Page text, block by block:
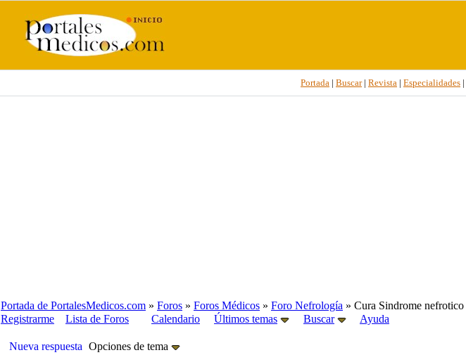
Portada | Buscar| Revista | Especialidades |
Portada de PortalesMedicos.com » Foros » Foros Médicos » Foro Nefrología » Cura Sindrome nefrotico
Registrarme
Lista de Foros Calendario Últimos temas Buscar Ayuda
Nueva respuesta Opciones de tema